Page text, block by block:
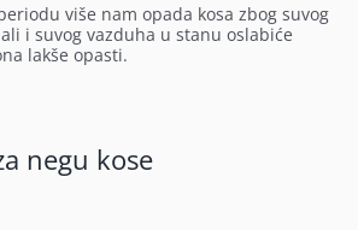
više nam opada kosa zbog suvog
i suvog vazduha u stanu oslabiće
lakše opasti.
negu kose